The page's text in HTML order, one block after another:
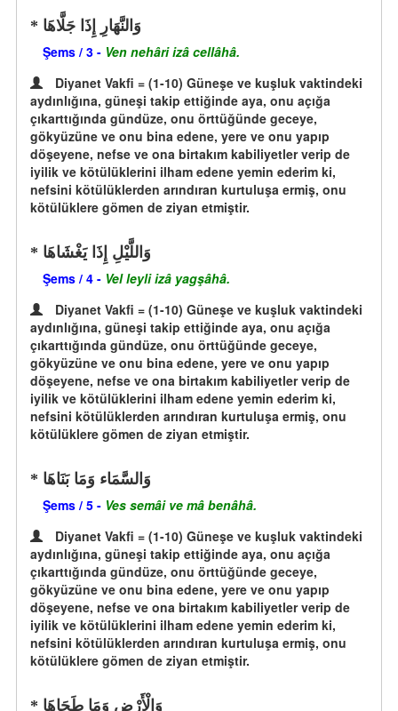
وَالنَّهَارِ إِذَا جَلَّاهَا
Şems / 3 - Ven nehâri izâ cellâhâ.
Diyanet Vakfi = (1-10) Güneşe ve kuşluk vaktindeki
aydınlığına, güneşi takip ettiğinde aya, onu açığa
çıkarttığında gündüze, onu örttüğünde geceye,
gökyüzüne ve onu bina edene, yere ve onu yapıp
döşeyene, nefse ve ona birtakım kabiliyetler verip de
iyilik ve kötülüklerini ilham edene yemin ederim ki,
nefsini kötülüklerden arındıran kurtuluşa ermiş, onu
kötülüklere gömen de ziyan etmiştir.
وَاللَّيْلِ إِذَا يَغْشَاهَا
Şems / 4 - Vel leyli izâ yagşâhâ.
Diyanet Vakfi = (1-10) Güneşe ve kuşluk vaktindeki
aydınlığına, güneşi takip ettiğinde aya, onu açığa
çıkarttığında gündüze, onu örttüğünde geceye,
gökyüzüne ve onu bina edene, yere ve onu yapıp
döşeyene, nefse ve ona birtakım kabiliyetler verip de
iyilik ve kötülüklerini ilham edene yemin ederim ki,
nefsini kötülüklerden arındıran kurtuluşa ermiş, onu
kötülüklere gömen de ziyan etmiştir.
وَالسَّمَاء وَمَا بَنَاهَا
Şems / 5 - Ves semâi ve mâ benâhâ.
Diyanet Vakfi = (1-10) Güneşe ve kuşluk vaktindeki
aydınlığına, güneşi takip ettiğinde aya, onu açığa
çıkarttığında gündüze, onu örttüğünde geceye,
gökyüzüne ve onu bina edene, yere ve onu yapıp
döşeyene, nefse ve ona birtakım kabiliyetler verip de
iyilik ve kötülüklerini ilham edene yemin ederim ki,
nefsini kötülüklerden arındıran kurtuluşa ermiş, onu
kötülüklere gömen de ziyan etmiştir.
وَالْأَرْضِ وَمَا طَحَاهَا